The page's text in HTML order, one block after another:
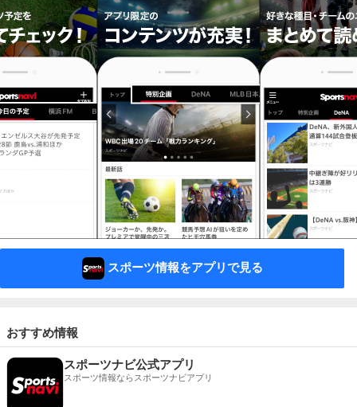
スポーツ情報をアプリで見る
おすすめ情報
スポーツナビ公式アプリ
スポーツ情報ならスポーツナビアプリ